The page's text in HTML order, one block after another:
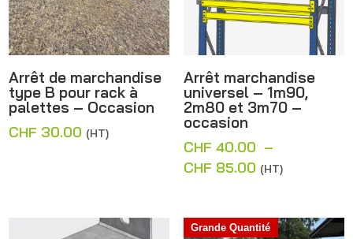
Arrêt de marchandise
type B pour rack à
palettes – Occasion
CHF 30.00 (HT)
Arrêt marchandise
universel – 1m90,
2m80 et 3m70 –
occasion
CHF 40.00 –
CHF 85.00Plage
CHF 40.00
(HT)
Grande Quantité